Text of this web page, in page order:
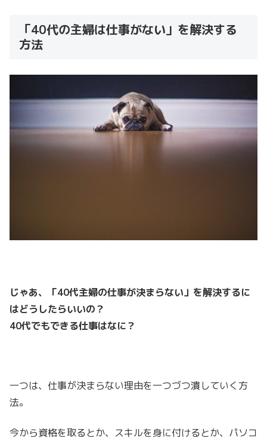
「40代の主婦は仕事がない」を解決する
方法
じゃあ、「40代主婦の仕事が決まらない」を解決するに
はどうしたらいいの？
40代でもできる仕事はなに？
一つは、仕事が決まらない理由を一つづつ潰していく方
法。
今から資格を取るとか、スキルを身に付けるとか、パソコ